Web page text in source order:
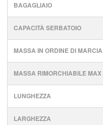
BAGAGLIAIO
CAPACITÀ SERBATOIO
MASSA IN ORDINE DI MARCIA
MASSA RIMORCHIABILE MAX
LUNGHEZZA
LARGHEZZA